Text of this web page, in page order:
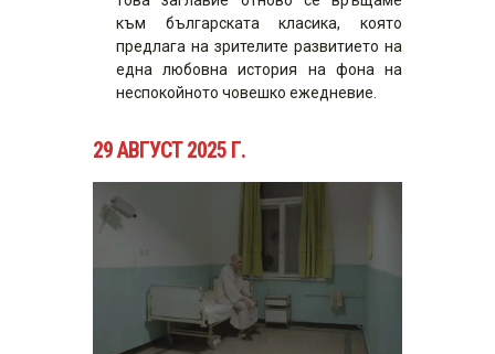
към българската класика, която
предлага на зрителите развитието на
една любовна история на фона на
неспокойното човешко ежедневие.
29 АВГУСТ 2025 Г.